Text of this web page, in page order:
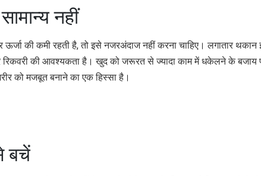
नहीं
की कमी रहती है, तो इसे नजरअंदाज नहीं करना चाहिए। लगातार थकान
की आवश्यकता है। खुद को जरूरत से ज्यादा काम में धकेलने के बजाय
को मजबूत बनाने का एक हिस्सा है।
बचें